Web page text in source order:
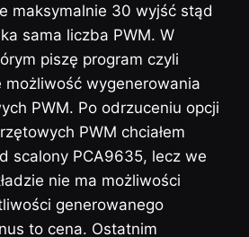
maksymalnie 30 wyjść stąd
sama liczba PWM. W
piszę program czyli
możliwość wygenerowania
PWM. Po odrzuceniu opcji
PWM chciałem
scalony PCA9635, lecz we
nie ma możliwości
generowanego
to cena. Ostatnim